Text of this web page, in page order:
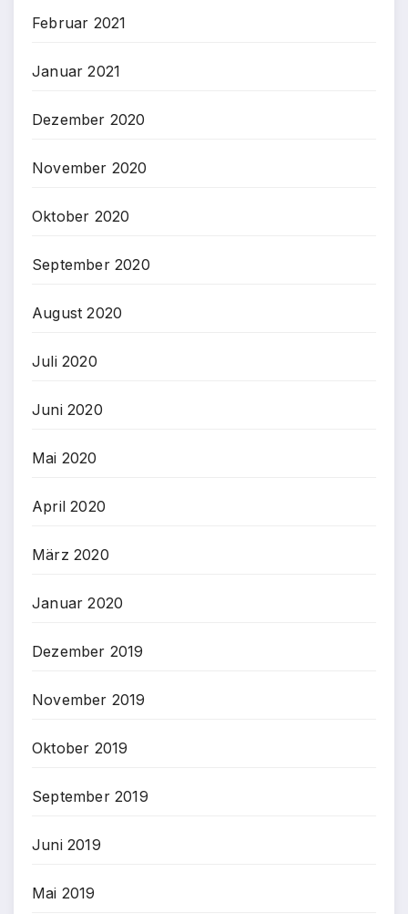
Februar 2021
Januar 2021
Dezember 2020
November 2020
Oktober 2020
September 2020
August 2020
Juli 2020
Juni 2020
Mai 2020
April 2020
März 2020
Januar 2020
Dezember 2019
November 2019
Oktober 2019
September 2019
Juni 2019
Mai 2019